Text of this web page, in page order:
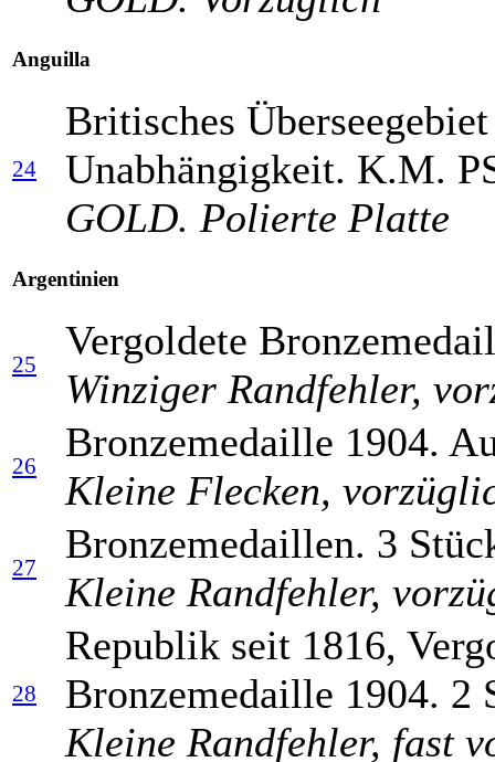
Anguilla
24
Britisches
Unabhängigkeit. K.M.
GOLD. Polierte Platte
Argentinien
25
Vergoldete
Winziger Randfehler,
26
Bronzemedaille 1904.
Kleine Flecken,
27
Bronzemedaillen. 3
Kleine Randfehler,
28
Republik seit 1816,
Bronzemedaille 1904. 2
Kleine Randfehler, fast